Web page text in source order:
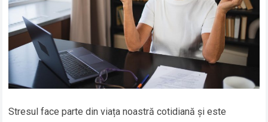
Stresul face parte din viața noastră cotidiană și este